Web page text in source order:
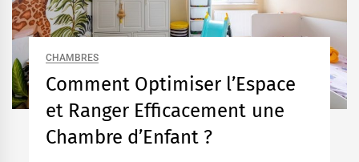
CHAMBRES
Comment Optimiser l’Espace
et Ranger Efficacement une
Chambre d’Enfant ?